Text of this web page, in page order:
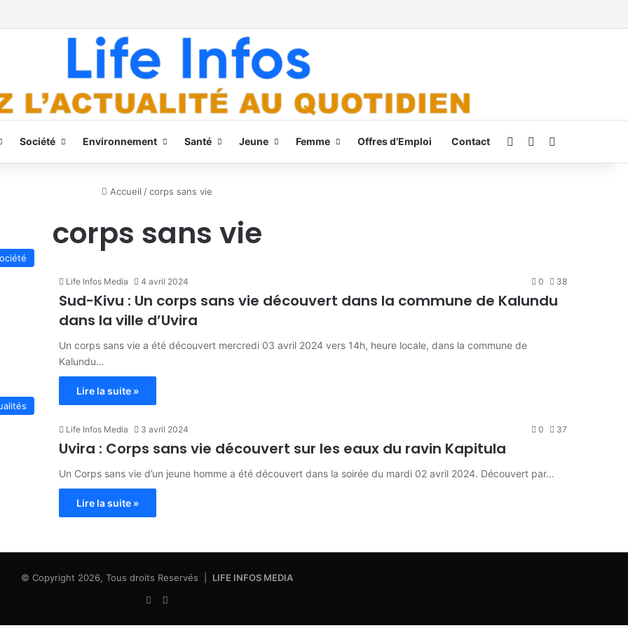
Société Environnement Santé Jeune Femme Offres d’Emploi Contact ConnexionSwitch skin
Accueil /corps sans vie
corps sans vie
Life Infos Media 4 avril 2024 0 38
Sud-Kivu : Un corps sans vie découvert dans la commune de Kalundu
dans la ville d’Uvira
Un corps sans vie a été découvert mercredi 03 avril 2024 vers 14h, heure locale, dans la commune de
Kalundu…
Lire la suite »
Life Infos Media 3 avril 2024 0 37
Uvira : Corps sans vie découvert sur les eaux du ravin Kapitula
Un Corps sans vie d’un jeune homme a été découvert dans la soirée du mardi 02 avril 2024. Découvert par…
Lire la suite »
© Copyright 2026, Tous droits Reservés | LIFE INFOS MEDIA
Facebook